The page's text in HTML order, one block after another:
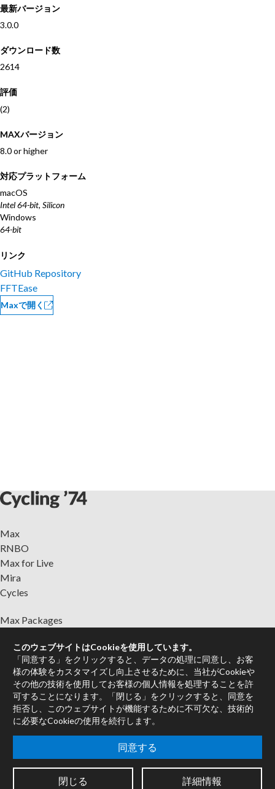
最新バージョン
3.0.0
ダウンロード数
2614
評価
(2)
MAXバージョン
8.0 or higher
対応プラットフォーム
macOS
Intel 64-bit, Silicon
Windows
64-bit
リンク
GitHub Repository
FFTEase
Maxで開く
Max
RNBO
Max for Live
Mira
Cycles
Max Packages
書籍
販売代理店
フォーラム
会社情報
採用情報
連絡先
システムの状態
このウェブサイトはCookieを使用しています。
「同意する」をクリックすると、データの処理に同意し、お客
様の体験をカスタマイズし向上させるために、当社がCookieや
その他の技術を使用してお客様の個人情報を処理することを許
可することになります。「閉じる」をクリックすると、同意を
拒否し、このウェブサイトが機能するために不可欠な、技術的
に必要なCookieの使用を続行します。
同意する
閉じる 詳細情報